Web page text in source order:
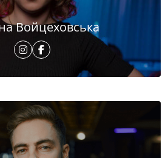
Войцеховська